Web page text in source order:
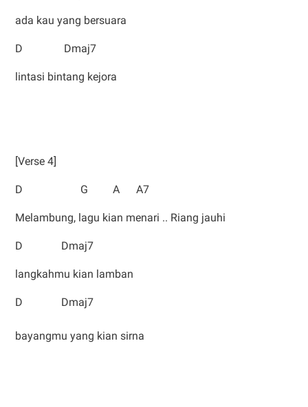
ada kau yang bersuara
D Dmaj7
lintasi bintang kejora
[Verse 4]
D G A A7
Melambung, lagu kian menari .. Riang jauhi
D Dmaj7
langkahmu kian lamban
D Dmaj7
bayangmu yang kian sirna